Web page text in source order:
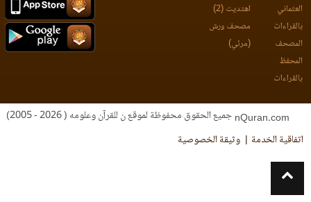
العثماني
بالقراءات
المصحف
المحفظ
بالقراءات
اهتديت (2)
مصحف ورش
(مرئي)
جميع الحقوق محفوظة لموقع ن للقرآن وعلومه ( 2026 - 2005)
اتفاقية الخدمة
وثيقة الخصوصية